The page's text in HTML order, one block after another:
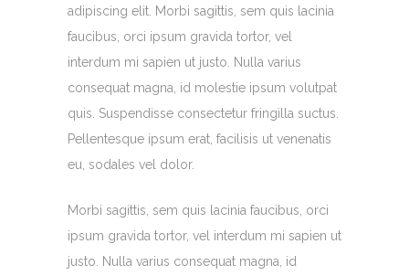
adipiscing elit. Morbi sagittis, sem quis lacinia
faucibus, orci ipsum gravida tortor, vel
interdum mi sapien ut justo. Nulla varius
consequat magna, id molestie ipsum volutpat
quis. Suspendisse consectetur fringilla suctus.
Pellentesque ipsum erat, facilisis ut venenatis
eu, sodales vel dolor.
Morbi sagittis, sem quis lacinia faucibus, orci
ipsum gravida tortor, vel interdum mi sapien ut
justo. Nulla varius consequat magna, id